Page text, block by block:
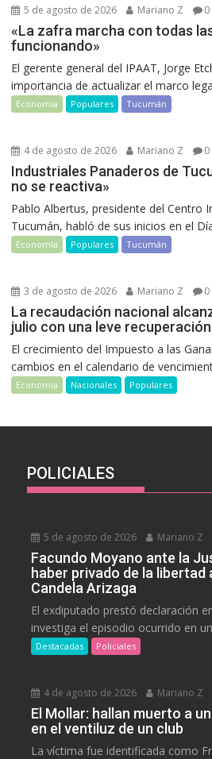
5 de agosto de 2026 Mariano Z 0
«La zafra marcha con todas
funcionando»
El gerente general del IPAAT, Jorge
importancia de actualizar el marco
Economía Populares Tucumán
4 de agosto de 2026 Mariano Z 0
Industriales Panaderos de
no se reactiva»
Pablo Albertus, presidente del Centro
Tucumán, habló de sus inicios en el
Economía Populares Tucumán
3 de agosto de 2026 Mariano Z 0
La recaudación nacional
julio con una leve recuperación
El crecimiento del Impuesto a las
cambios en el calendario de
Economía Nacionales Populares
POLICIALES
5 de agosto de 2026 Mariano Z
Facundo Moyano ante la
haber privado de la libertad
Candela Arizaga
El exdiputado prestó declaración
investiga el episodio ocurrido en
Destacadas Policiales
4 de agosto de 2026 Mariano Z
El Mollar: hallan muerto a
en el ventiluz de un club
La víctima fue identificada como